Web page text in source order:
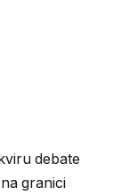
debate
granici